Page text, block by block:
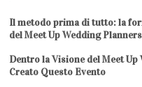
Il metodo prima di tutto: la
del Meet Up Wedding
Dentro la Visione del Meet
Creato Questo Evento